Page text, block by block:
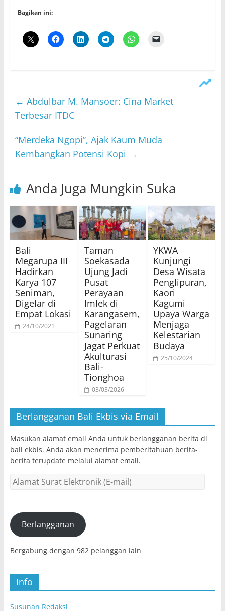
Bagikan ini:
← Abdulbar M. Mansoer: Cina Market
Terbesar ITDC
“Merdeka Ngopi”, Ajak Kaum Muda
Kembangkan Potensi Kopi →
Anda Juga Mungkin Suka
Bali
Megarupa III
Hadirkan
Karya 107
Seniman,
Digelar di
Empat Lokasi
24/10/2021
Taman
Soekasada
Ujung Jadi
Pusat
Perayaan
Imlek di
Karangasem,
Pagelaran
Sunaring
Jagat Perkuat
Akulturasi
Bali-
Tionghoa
03/03/2026
YKWA
Kunjungi
Desa Wisata
Penglipuran,
Kaori
Kagumi
Upaya Warga
Menjaga
Kelestarian
Budaya
25/10/2024
Berlangganan Bali Ekbis via Email
Masukan alamat email Anda untuk berlangganan berita di
bali ekbis. Anda akan menerima pemberitahuan berita-
berita terupdate melalui alamat email.
Alamat
(E-
mail)Berlangganan
Bergabung dengan 982 pelanggan lain
Info
Susunan Redaksi